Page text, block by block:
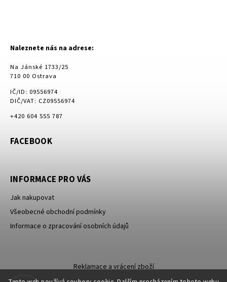
Naleznete nás na adrese:
Na Jánské 1733/25
710 00 Ostrava
IČ/ID: 09556974
DIČ/VAT: CZ09556974
+420 604 555 787
FACEBOOK
INFORMACE PRO VÁS
Jak nakupovat
Všeobecné obchodní podmínky
Informace o zpracování osobních údajů
Reklamace a vrácení zboží